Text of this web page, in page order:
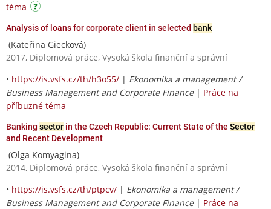
téma
Analysis of loans for corporate client in selected bank
(Kateřina Giecková)
2017, Diplomová práce, Vysoká škola finanční a správní
• https://is.vsfs.cz/th/h3o55/ | Ekonomika a management /
Business Management and Corporate Finance| Práce na
příbuzné téma
Banking sector in the Czech Republic: Current State of the Sector
and Recent Development
(Olga Komyagina)
2014, Diplomová práce, Vysoká škola finanční a správní
• https://is.vsfs.cz/th/ptpcv/ | Ekonomika a management /
Business Management and Corporate Finance| Práce na